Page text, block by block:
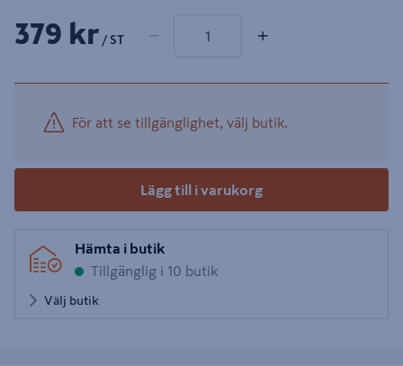
379 kr / ST − +
För att se tillgänglighet, välj butik.
Lägg till i varukorg
Hämta i butik
Tillgänglig i 10 butik
Välj butik